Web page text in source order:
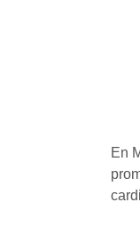
En